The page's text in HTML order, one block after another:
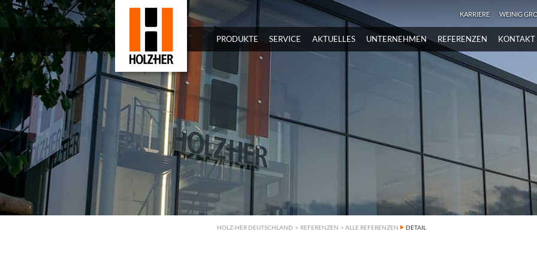
KARRIERE WEINIG
PRODUKTE SERVICE AKTUELLES UNTERNEHMEN REFERENZEN KONTAKT
HOLZ-HER DEUTSCHLAND > REFERENZEN > ALLE REFERENZEN DETAIL